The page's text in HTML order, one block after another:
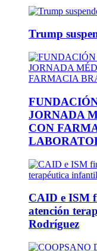
Trump
JORNADA
CON
CAID e ISM
atención
Rodríguez